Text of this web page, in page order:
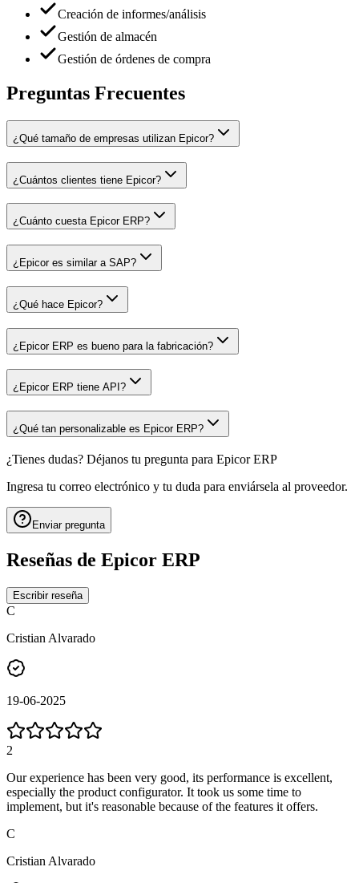
Creación de informes/análisis
Gestión de almacén
Gestión de órdenes de compra
Preguntas Frecuentes
¿Qué tamaño de empresas utilizan Epicor?
¿Cuántos clientes tiene Epicor?
¿Cuánto cuesta Epicor ERP?
¿Epicor es similar a SAP?
¿Qué hace Epicor?
¿Epicor ERP es bueno para la fabricación?
¿Epicor ERP tiene API?
¿Qué tan personalizable es Epicor ERP?
¿Tienes dudas? Déjanos tu pregunta para Epicor ERP
Ingresa tu correo electrónico y tu duda para enviársela al proveedor.
Enviar pregunta
Reseñas de Epicor ERP
Escribir reseña
C
Cristian Alvarado
19-06-2025
2
Our experience has been very good, its performance is excellent,
especially the product configurator. It took us some time to
implement, but it's reasonable because of the features it offers.
C
Cristian Alvarado